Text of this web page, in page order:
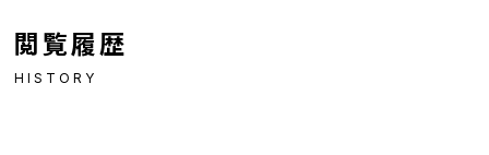
閲覧履歴
HISTORY